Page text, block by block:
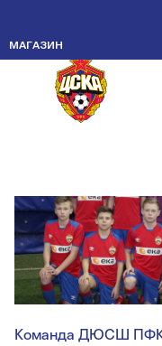
МАГАЗИН
Команда ДЮСШ ПФК